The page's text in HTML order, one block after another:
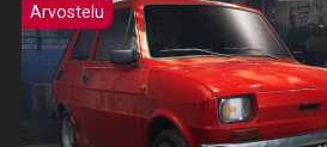
Arvostelu